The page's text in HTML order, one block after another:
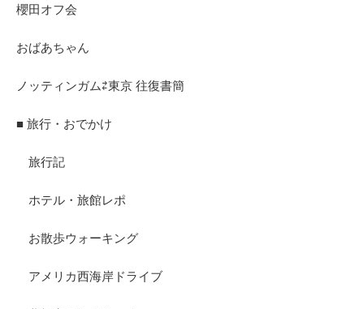
櫻田オフ会
おばあちゃん
ノッティンガム⇄東京 往復書簡
■ 旅行・おでかけ
旅行記
ホテル・旅館レポ
お散歩ウォーキング
アメリカ西海岸ドライブ